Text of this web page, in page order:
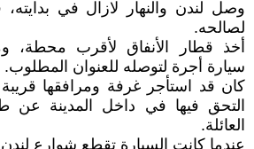
وصل لندن والنهار لازال في
لصالحه.
أخذ قطار الأنفاق لأقرب محطة،
سيارة أجرة لتوصله للعنوان المطلوب.
كان قد استأجر غرفة ومرافقها
التحق فيها في داخل المدينة
العائلة.
عندما كانت السيارة تقطع شوارع